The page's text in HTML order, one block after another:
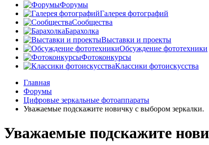
Форумы
Галерея фотографий
Сообщества
Барахолка
Выставки и проекты
Обсуждение фототехники
Фотоконкурсы
Классики фотоискусства
Главная
Форумы
Цифровые зеркальные фотоаппараты
Уважаемые подскажите новичку с выбором зеркалки.
Уважаемые подскажите